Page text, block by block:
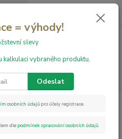
0,00 Kč
PVC Gerflor HQR 1451 Noma Kola
1451 Noma
= výhody!
slevy
kalkulaci vybraného produktu.
Odeslat
osobních údajů pro účely registrace.
dle podmínek zpracování osobních údajů.